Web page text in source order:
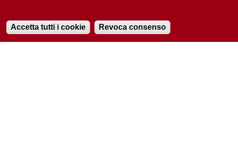
Accetta tutti i cookie Revoca consenso